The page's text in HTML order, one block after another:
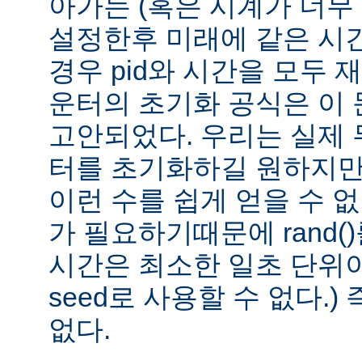
설정한후 미래에 같은 시
경우 pid와 시간을 모두
운터의 초기화 공식은 이
고안되었다. 우리는 실제
터를 초기화하길 원하지
이런 수를 쉽게 얻을 수
가 필요하기때문에
시간은 최소한 일초 단위
seed로 사용할 수 없다.)
없다.